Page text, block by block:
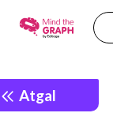
Atgal